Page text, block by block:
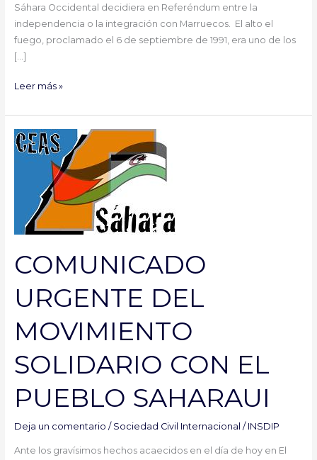
Sáhara Occidental decidiera en Referéndum entre la
independencia o la integración con Marruecos. El alto el
fuego, proclamado el 6 de septiembre de 1991, era uno de los
[…]
Leer más »
COMUNICADO
URGENTE DEL
MOVIMIENTO
SOLIDARIO CON EL
PUEBLO SAHARAUI
Deja un comentario / Sociedad Civil Internacional / INSDIP
Ante los gravísimos hechos acaecidos en el día de hoy en El
COMUNICADO
URGENTE
MOVIMIENTO
SOLIDARIO
CON
EL
SAHARAUI